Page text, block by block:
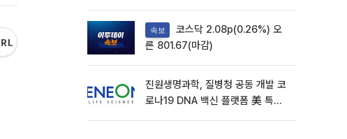
속보
른 801.67(마감)
진원생명과학, 질병청 공동 개발 코
로나19 DNA 백신 플랫폼 美 특허